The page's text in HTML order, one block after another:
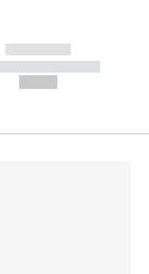
------------
-----------